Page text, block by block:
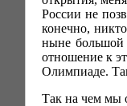
России не
конечно,
ныне большой
отношение к
Олимпиаде.
Так на чем мы